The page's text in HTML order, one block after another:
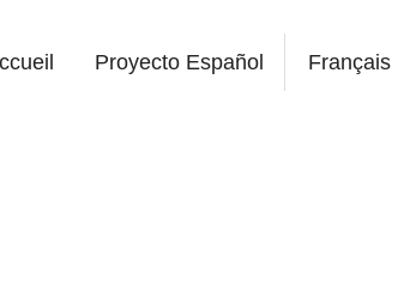
Proyecto Español Français